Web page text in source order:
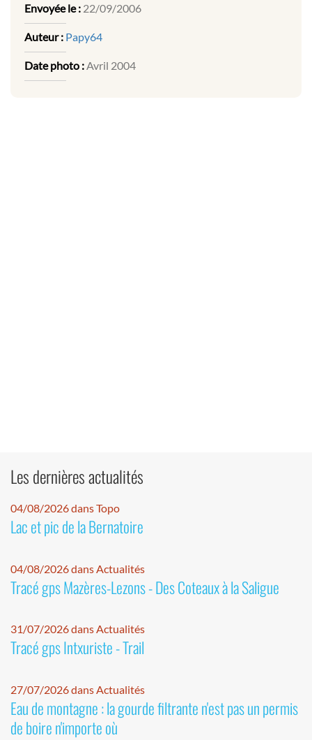
Envoyée le : 22/09/2006
Auteur : Papy64
Date photo :Avril 2004
Les dernières actualités
04/08/2026 dans Topo
Lac et pic de la Bernatoire
04/08/2026 dans Actualités
Tracé gps Mazères-Lezons - Des Coteaux à la Saligue
31/07/2026 dans Actualités
Tracé gps Intxuriste - Trail
27/07/2026 dans Actualités
Eau de montagne : la gourde filtrante n'est pas un permis
de boire n'importe où